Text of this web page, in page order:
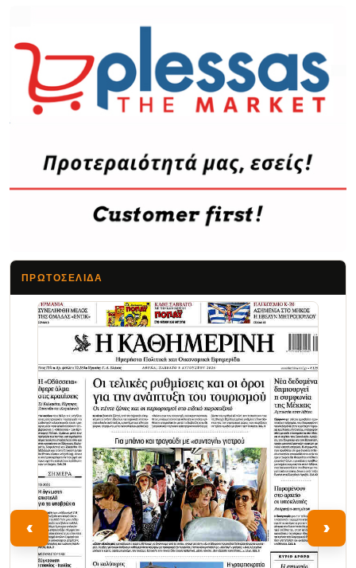
ΠΡΩΤΟΣΈΛΙΔΑ
‹ ›